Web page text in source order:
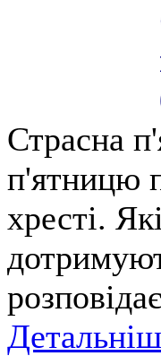
Страсна
п'ятницю
хресті.